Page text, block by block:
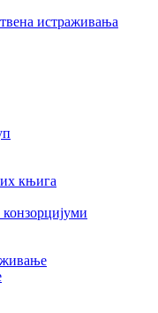
истраживања
књига